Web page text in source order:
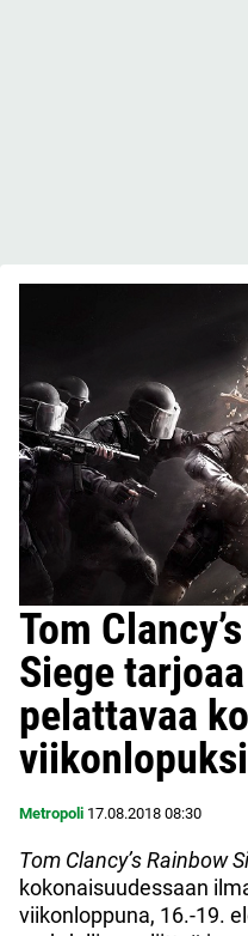
Tom
Siege
pelattavaa
viikonlopuksi
Metropoli 17.08.2018 08:30
Tom Clancy’s Rainbow
kokonaisuudessaan
viikonloppuna, 16.-19.